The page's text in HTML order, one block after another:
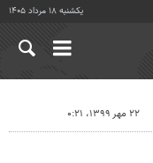
یکشنبه ۱۸ مرداد ۱۴۰۵
۲۲ مهر ۱۳۹۹، ۰:۲۱